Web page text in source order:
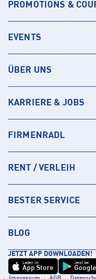
PROMOTIONS &
EVENTS
ÜBER UNS
KARRIERE & JOBS
FIRMENRADL
RENT / VERLEIH
BESTER SERVICE
BLOG
JETZT APP DOWNLOADEN!
Laden im
App Store
Jetzt bei